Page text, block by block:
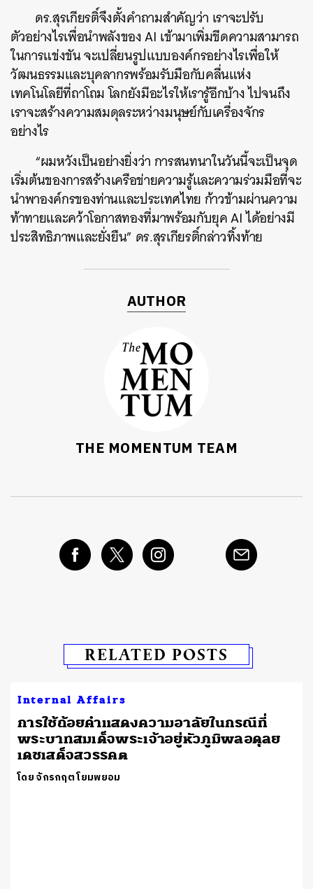
ดร.สุรเกียรติ์จึงตั้งคำถามสำคัญว่า เราจะปรับ
ตัวอย่างไรเพื่อนำพลังของ AI เข้ามาเพิ่มขีดความสามารถ
ในการแข่งขัน จะเปลี่ยนรูปแบบองค์กรอย่างไรเพื่อให้
วัฒนธรรมและบุคลากรพร้อมรับมือกับคลื่นแห่ง
เทคโนโลยีที่ถาโถม โลกยังมีอะไรให้เรารู้อีกบ้าง ไปจนถึง
เราจะสร้างความสมดุลระหว่างมนุษย์กับเครื่องจักร
อย่างไร
“ผมหวังเป็นอย่างยิ่งว่า การสนทนาในวันนี้จะเป็นจุด
เริ่มต้นของการสร้างเครือข่ายความรู้และความร่วมมือที่จะ
นำพาองค์กรของท่านและประเทศไทย ก้าวข้ามผ่านความ
ท้าทายและคว้าโอกาสทองที่มาพร้อมกับยุค AI ได้อย่างมี
ประสิทธิภาพและยั่งยืน” ดร.สุรเกียรติ์กล่าวทิ้งท้าย
AUTHOR
THE MOMENTUM TEAM
RELATED POSTS
Internal Affairs
การใช้ถ้อยคำแสดงความอาลัยในกรณีที่
พระบาทสมเด็จพระเจ้าอยู่หัวภูมิพลอดุลย
เดชเสด็จสวรรคต
โดย จักรกฤต โยมพยอม